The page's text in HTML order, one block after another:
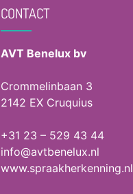
CONTACT
AVT Benelux bv
Crommelinbaan 3
2142 EX Cruquius
+31 23 – 529 43 44
info@avtbenelux.nl
www.spraakherkenning.nl